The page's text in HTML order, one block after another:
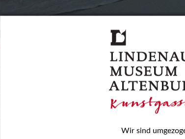
vergessen? – Kunstdetektivinnen im
Provenienzforscherin am Lindenau-Museum Altenburg
der Frauen und Mädchen in der Wissenschaft wurde
Vereinten Nationen beschlossen. Er wird jährlich am
entscheidende Rolle erinnern, die Mädchen und
spielen. In ihrem Blogbeitrag stellt
vor.
Wir sind